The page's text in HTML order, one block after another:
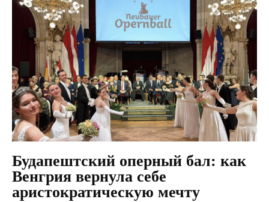
Будапештский оперный бал: как
Венгрия вернула себе
аристократическую мечту